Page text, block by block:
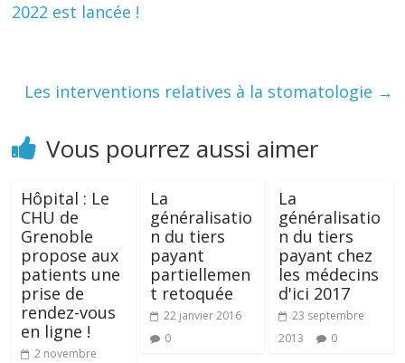
2022 est lancée !
Les interventions relatives à la stomatologie →
Vous pourrez aussi aimer
Hôpital : Le
CHU de
Grenoble
propose aux
patients une
prise de
rendez-vous
en ligne !
2 novembre
La
généralisatio
n du tiers
payant
partiellemen
t retoquée
22 janvier 2016
0
La
généralisatio
n du tiers
payant chez
les médecins
d'ici 2017
23 septembre
2013
0